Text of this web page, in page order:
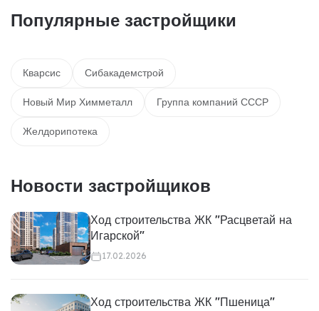
Популярные застройщики
Кварсис Сибакадемстрой
Новый Мир Химметалл Группа компаний СССР
Желдорипотека
Новости застройщиков
Ход строительства ЖК "Расцветай на
Игарской"
17.02.2026
Ход строительства ЖК "Пшеница"